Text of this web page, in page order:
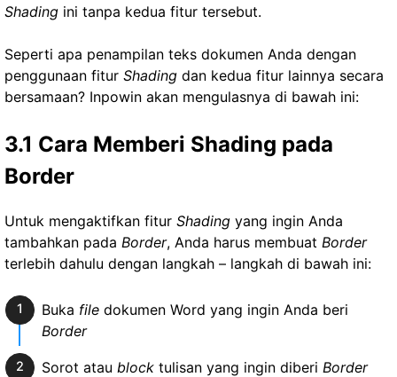
Shading ini tanpa kedua fitur tersebut.
Seperti apa penampilan teks dokumen Anda dengan
penggunaan fitur Shading dan kedua fitur lainnya secara
bersamaan? Inpowin akan mengulasnya di bawah ini:
3.1 Cara Memberi Shading pada
Border
Untuk mengaktifkan fitur Shading yang ingin Anda
tambahkan pada Border, Anda harus membuat Border
terlebih dahulu dengan langkah – langkah di bawah ini:
Buka filedokumen Word yang ingin Anda beri
Border
Sorot atau blocktulisan yang ingin diberi Border